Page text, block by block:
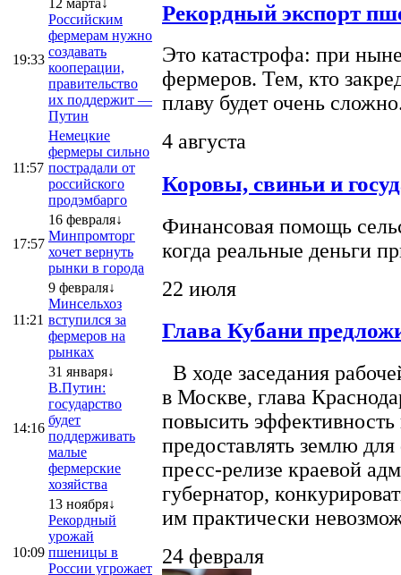
19:33
Российским
фермерам нужно
создавать
кооперации,
правительство
их поддержит —
Путин
11:57
Немецкие
фермеры сильно
пострадали от
российского
продэмбарго
17:57
16 февраля↓
Минпромторг
хочет вернуть
рынки в города
11:21
9 февраля↓
Минсельхоз
вступился за
фермеров на
рынках
14:16
31 января↓
В.Путин:
государство
будет
поддерживать
малые
фермерские
хозяйства
10:09
13 ноября↓
Рекордный
урожай
пшеницы в
России угрожает
Рекордный экспорт
Это катастрофа: при
фермеров. Тем, кто
плаву будет очень
4 августа
Коровы, свиньи и
Финансовая помощь
когда реальные деньги
22 июля
Глава Кубани
В ходе заседания
в Москве, глава
повысить эффективность
предоставлять землю
пресс-релизе краевой
губернатор,
им практически
24 февраля